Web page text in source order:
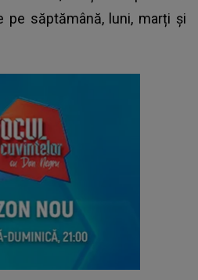
pe săptămână, luni, marți și